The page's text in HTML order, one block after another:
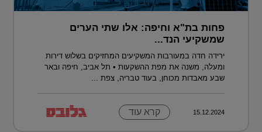
פחות בת"א וחיפה: אלו שתי הערים
שמשקיעי הנד...
ירידה חדה במעורבות המשקיעים המחזיקים בשלוש דירות
ומעלה, משנה את מפת ההשקעות • תל אביב, חיפה ובאר
שבע מאבדות מכוחן, בעוד טבריה, צפת ...
15.12.2024 קרא עוד